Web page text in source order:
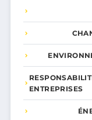
ENTREPRISES